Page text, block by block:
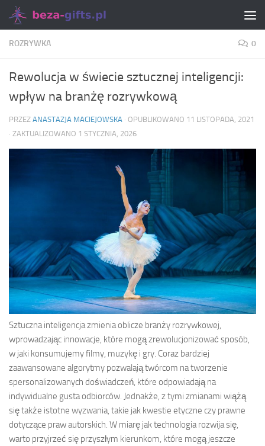
Skip to content
ROZRYWKA 0
Rewolucja w świecie sztucznej inteligencji:
wpływ na branżę rozrywkową
PRZEZ ANASTAZJA MACIEJOWSKA · OPUBLIKOWANO 11 LISTOPADA, 2021
· ZAKTUALIZOWANO 1 STYCZNIA, 2026
Sztuczna inteligencja zmienia oblicze branży rozrywkowej,
wprowadzając innowacje, które mogą zrewolucjonizować sposób,
w jaki konsumujemy filmy, muzykę i gry. Coraz bardziej
zaawansowane algorytmy pozwalają twórcom na tworzenie
spersonalizowanych doświadczeń, które odpowiadają na
indywidualne gusta odbiorców. Jednakże, z tymi zmianami wiążą
się także istotne wyzwania, takie jak kwestie etyczne czy prawne
dotyczące praw autorskich. W miarę jak technologia rozwija się,
warto przyjrzeć się przyszłym kierunkom, które mogą jeszcze